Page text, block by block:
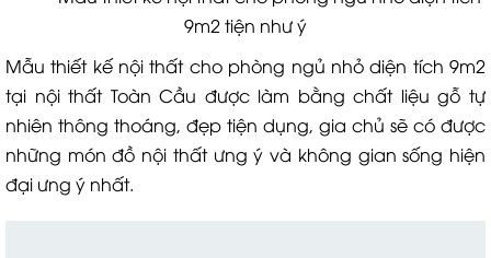
9m2 tiện như ý
Mẫu thiết kế nội thất cho phòng ngủ nhỏ diện tích 9m2
tại nội thất Toàn Cầu được làm bằng chất liệu gỗ tự
nhiên thông thoáng, đẹp tiện dụng, gia chủ sẽ có được
những món đồ nội thất ưng ý và không gian sống hiện
đại ưng ý nhất.